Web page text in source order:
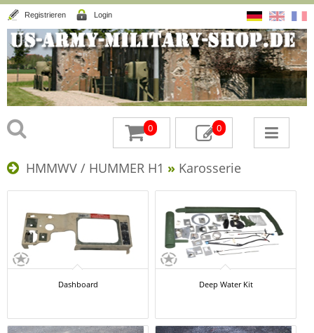
Registrieren Login
0 0
HMMWV / HUMMER H1 » Karosserie
Dashboard Deep Water Kit